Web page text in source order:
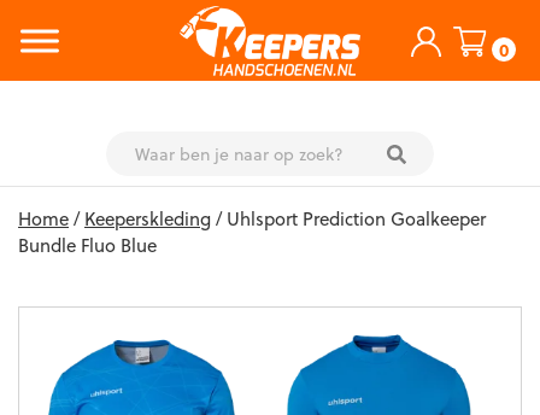
0
content
Home/Keeperskleding/ Uhlsport Prediction Goalkeeper
Bundle Fluo Blue